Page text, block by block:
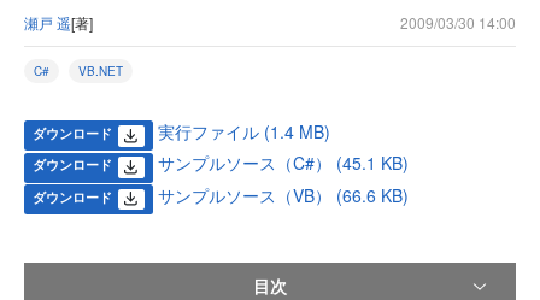
瀬戸 遥[著] 2009/03/30 14:00
C# VB.NET
ダウンロード 実行ファイル (1.4 MB)
ダウンロード サンプルソース（C#） (45.1 KB)
ダウンロード サンプルソース（VB） (66.6 KB)
目次